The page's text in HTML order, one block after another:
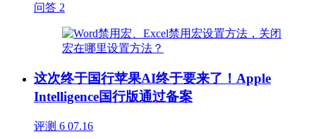
问答 2
这次终于国行苹果AI终于要来了！Apple
Intelligence国行版通过备案
评测 6 07.16